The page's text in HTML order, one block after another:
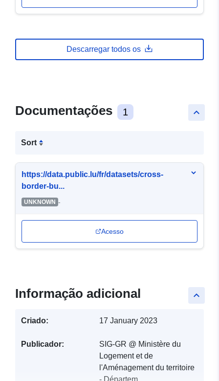
Descarregar todos os
keyboard_arrow_up
Documentações 1
Sort
https://data.public.lu/fr/datasets/cross-
border-bu...
UNKNOWN -
Acesso
keyboard_arrow_up
Informação adicional
Criado: 17 January 2023
Publicador:
SIG-GR @ Ministère du
Logement et de
l'Aménagement du territoire